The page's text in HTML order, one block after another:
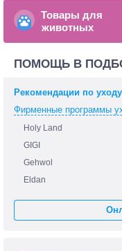
Товары для
животных
ПОМОЩЬ В
Рекомендации по уходу
Фирменные программы
Holy Land
GIGI
Gehwol
Eldan